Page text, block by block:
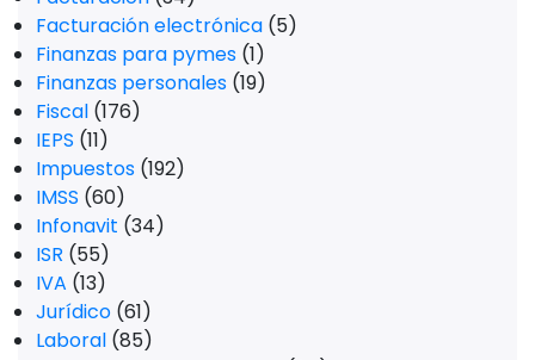
Facturación electrónica (5)
Finanzas para pymes (1)
Finanzas personales (19)
Fiscal (176)
IEPS (11)
Impuestos (192)
IMSS (60)
Infonavit (34)
ISR (55)
IVA (13)
Jurídico (61)
Laboral (85)